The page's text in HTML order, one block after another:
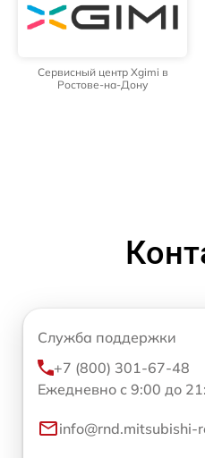
Сервисный центр Xgimi в
Ростове-на-Дону
Служба поддержки
+7 (800) 301-67-48
Ежедневно с 9:00 до
info@rnd.mitsubishi-